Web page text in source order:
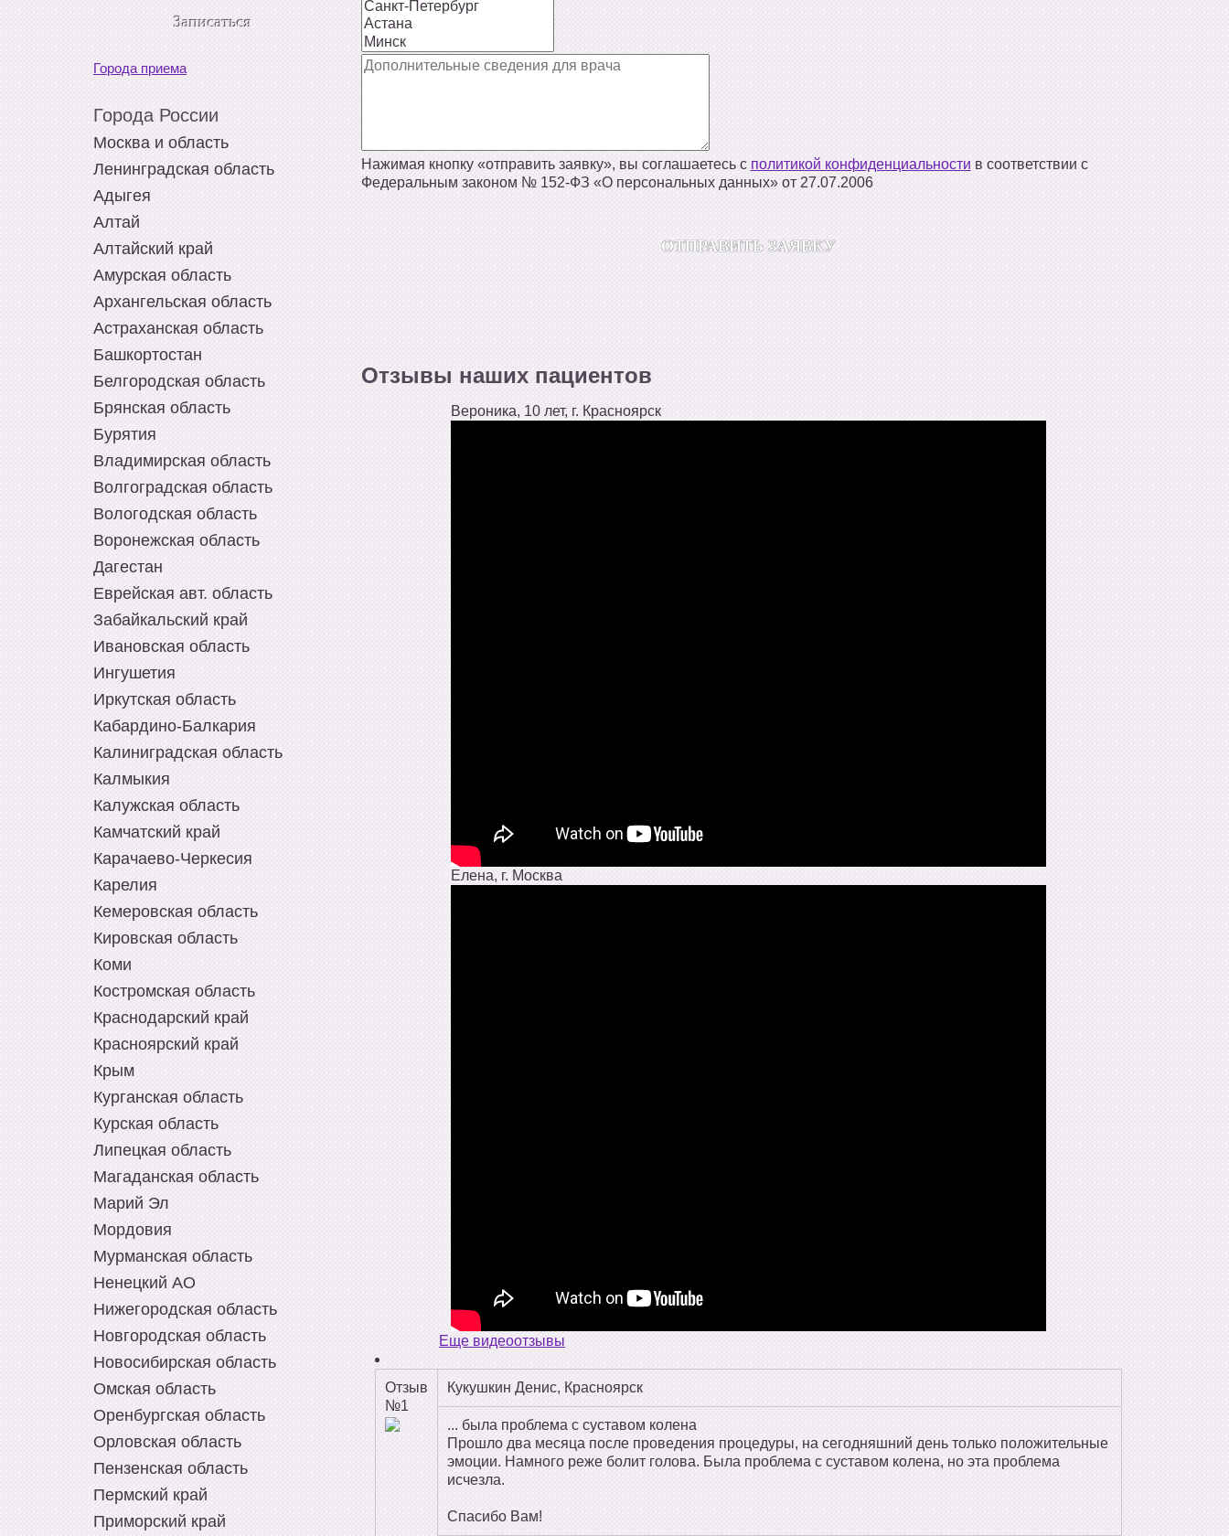
Записаться
Города приема
Города России
Москва и область
Ленинградская область
Адыгея
Алтай
Алтайский край
Амурская область
Архангельская область
Астраханская область
Башкортостан
Белгородская область
Брянская область
Бурятия
Владимирская область
Волгоградская область
Вологодская область
Воронежская область
Дагестан
Еврейская авт. область
Забайкальский край
Ивановская область
Ингушетия
Иркутская область
Кабардино-Балкария
Калиниградская область
Калмыкия
Калужская область
Камчатский край
Карачаево-Черкесия
Карелия
Кемеровская область
Кировская область
Коми
Костромская область
Краснодарский край
Красноярский край
Крым
Курганская область
Курская область
Липецкая область
Магаданская область
Марий Эл
Мордовия
Мурманская область
Ненецкий АО
Нижегородская область
Новгородская область
Новосибирская область
Омская область
Оренбургская область
Орловская область
Пензенская область
Пермский край
Приморский край
Нажимая кнопку «отправить заявку», вы соглашаетесь с политикой конфиденциальности в соответствии с
Федеральным законом № 152‑ФЗ «О персональных данных» от 27.07.2006
Отзывы наших пациентов
Вероника, 10 лет, г. Красноярск
Елена, г. Москва
Еще видеоотзывы
Отзыв
№1
Кукушкин Денис, Красноярск
... была проблема с суставом колена
Прошло два месяца после проведения процедуры, на сегодняшний день только положительные
эмоции. Намного реже болит голова. Была проблема с суставом колена, но эта проблема
исчезла.
Спасибо Вам!